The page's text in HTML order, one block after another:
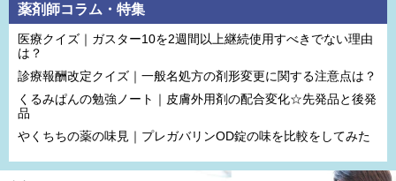
薬剤師コラム・特集
医療クイズ｜ガスター10を2週間以上継続使用すべきでない理由
は？
診療報酬改定クイズ｜一般名処方の剤形変更に関する注意点は？
くるみぱんの勉強ノート｜皮膚外用剤の配合変化☆先発品と後発
品
やくちちの薬の味見｜プレガバリンOD錠の味を比較をしてみた